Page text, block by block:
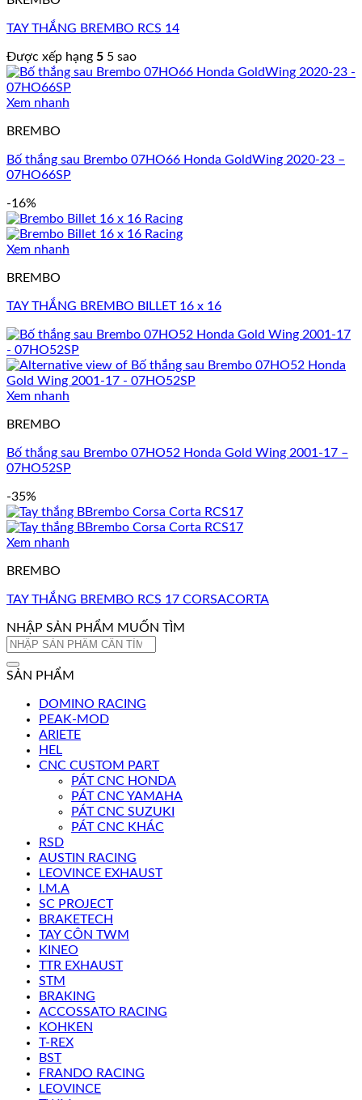
TAY THẮNG BREMBO RCS 14
Được xếp hạng 5 5 sao
Xem nhanh
BREMBO
Bố thắng sau Brembo 07HO66 Honda GoldWing 2020-23 –
07HO66SP
-16%
Xem nhanh
BREMBO
TAY THẮNG BREMBO BILLET 16 x 16
Xem nhanh
BREMBO
Bố thắng sau Brembo 07HO52 Honda Gold Wing 2001-17 –
07HO52SP
-35%
Xem nhanh
BREMBO
TAY THẮNG BREMBO RCS 17 CORSACORTA
NHẬP SẢN PHẨM MUỐN TÌM
Tìm
SẢN PHẨM
DOMINO RACING
PEAK-MOD
ARIETE
HEL
CNC CUSTOM PART
PÁT CNC HONDA
PÁT CNC YAMAHA
PÁT CNC SUZUKI
PÁT CNC KHÁC
RSD
AUSTIN RACING
LEOVINCE EXHAUST
I.M.A
SC PROJECT
BRAKETECH
TAY CÔN TWM
KINEO
TTR EXHAUST
STM
BRAKING
ACCOSSATO RACING
KOHKEN
T-REX
BST
FRANDO RACING
LEOVINCE